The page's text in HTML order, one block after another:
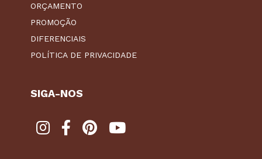
ORÇAMENTO
PROMOÇÃO
DIFERENCIAIS
POLÍTICA DE PRIVACIDADE
SIGA-NOS